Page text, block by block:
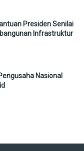
Presiden Senilai
Infrastruktur
Nasional